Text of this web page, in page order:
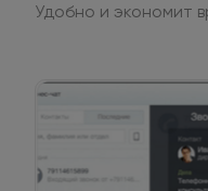
Удобно и экономит